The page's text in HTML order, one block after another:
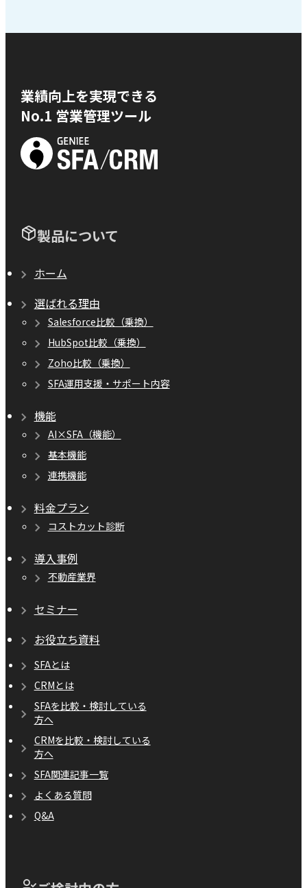
業績向上を実現できる
No.1 営業管理ツール
製品について
ホーム
選ばれる理由
Salesforce比較（乗換）
HubSpot比較（乗換）
Zoho比較（乗換）
SFA運用支援・サポート内容
機能
AI×SFA（機能）
基本機能
連携機能
料金プラン
コストカット診断
導入事例
不動産業界
セミナー
お役立ち資料
SFAとは
CRMとは
SFAを比較・検討している
方へ
CRMを比較・検討している
方へ
SFA関連記事一覧
よくある質問
Q&A